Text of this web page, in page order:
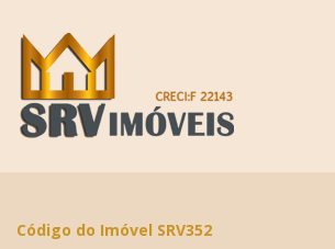
Código do Imóvel SRV352